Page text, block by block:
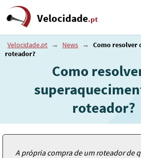
Velocidade.pt
Velocidade.pt → News →
Como resolver
roteador?
Como
roteador?
A própria compra de um roteador de